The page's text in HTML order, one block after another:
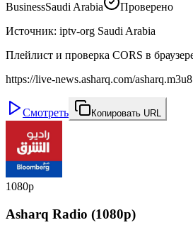
BusinessSaudi Arabia
Проверено
Источник: iptv-org Saudi Arabia
Плейлист и проверка CORS в
https://live-news.asharq.com/asharq.m3u8
Смотреть Копировать URL
1080p
Asharq Radio (1080p)